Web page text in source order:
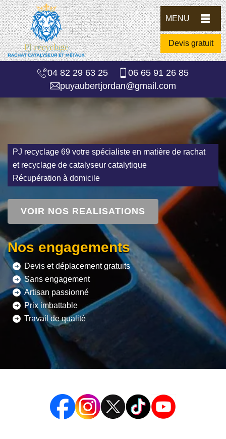
MENU
Devis gratuit
04 82 29 63 25
06 65 91 26 85
puyaubertjordan@gmail.com
PJ recyclage 69 votre spécialiste en matière de rachat
et recyclage de catalyseur catalytique
Récupération à domicile
VOIR NOS REALISATIONS
Nos engagements
Devis et déplacement gratuits
Sans engagement
Artisan passionné
Prix imbattable
Travail de qualité